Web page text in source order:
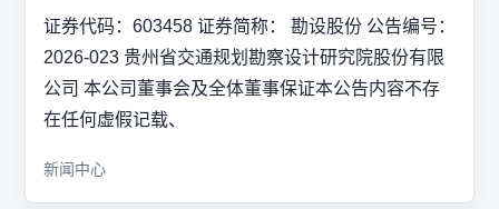
证券代码：603458 证券简称： 勘设股份 公告编号：
2026-023 贵州省交通规划勘察设计研究院股份有限
公司 本公司董事会及全体董事保证本公告内容不存
在任何虚假记载、
新闻中心